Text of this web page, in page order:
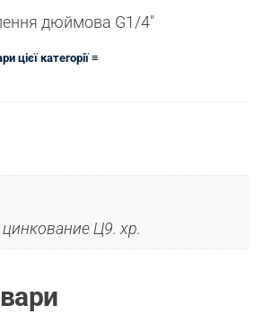
дюймова G1/4″
цієї категорії ≡
Ц9. хр.